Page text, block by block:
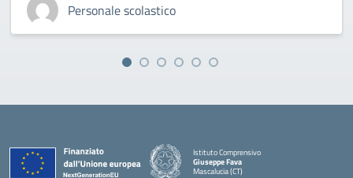
Personale scolastico
Istituto Comprensivo
Giuseppe Fava
Mascalucia (CT)